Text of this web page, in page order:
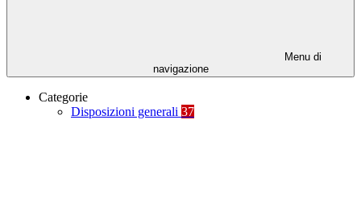
Menu di
navigazione
Categorie
Disposizioni generali 37